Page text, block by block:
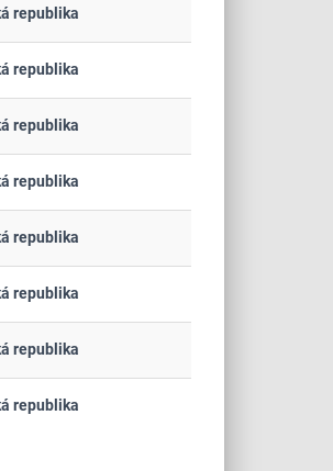
republika
republika
republika
republika
republika
republika
republika
republika